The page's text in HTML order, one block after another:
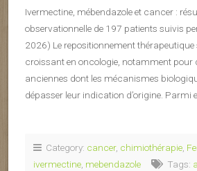
Ivermectine, mébendazole et cancer :
observationnelle de 197 patients suivis
2026) Le repositionnement
croissant en oncologie, notamment pour
anciennes dont les mécanismes
dépasser leur indication d’origine. Parmi
Category: cancer, chimiothérapie
ivermectine mebendazole Tags: